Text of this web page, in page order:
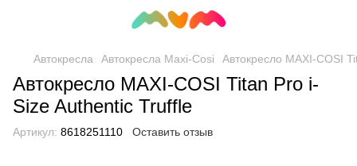
Автокресла Автокресла Maxi-Cosi Автокресло MAXI-COSI
Автокресло MAXI-COSI Titan Pro i-
Size Authentic Truffle
Артикул: 8618251110 Оставить отзыв